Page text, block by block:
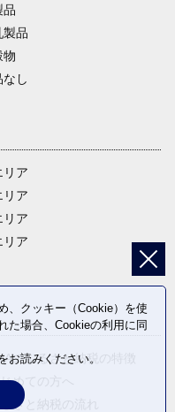
品
製品
物
し
リア
リア
リア
リア
のふるさと納税の特徴
めての方へ
るさと納税の流れ
、クッキー（Cookie）を使
た場合、Cookieの利用に同
お読みください。